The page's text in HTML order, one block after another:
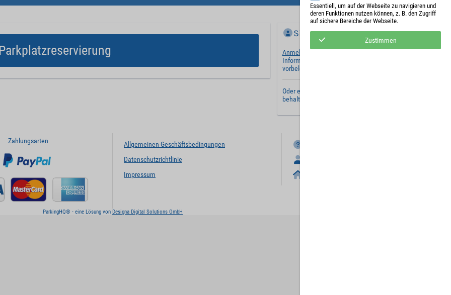
Sie haben bereits ein Konto?
Anmelden
Informationen mit Ihren Standardwerten
vorbelegen.
Oder erstellen Sie ein
behalten Sie Ihre Einstellungen für später.
Zahlungsarten
Allgemeinen Geschäftsbedingungen
Datenschutzrichtlinie
Impressum
ParkingHQ® - eine Lösung von Designa Digital Solutions GmbH
Essentiell, um auf der Webseite zu navigieren und
deren Funktionen nutzen können, z. B. den Zugriff
auf sichere Bereiche der Webseite.
Zustimmen